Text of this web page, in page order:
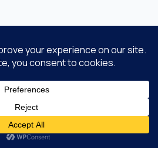
DEL 5 AL 16 DE AGOSTO